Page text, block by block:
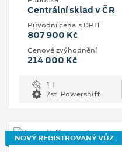
Centrální sklad v ČR
Původní cena s DPH
807 900 Kč
Cenové zvýhodnění
214 000 Kč
1 l
7st. Powershift
NOVÝ REGISTROVANÝ VŮZ